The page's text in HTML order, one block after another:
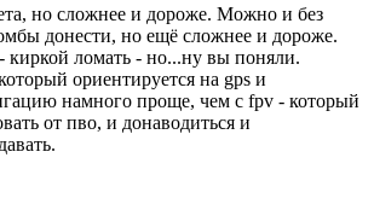
но сложнее и дороже. Можно и без
донести, но ещё сложнее и дороже.
ломать - но...ну вы поняли.
ориентируется на gps и
намного проще, чем с fpv - который
от пво, и донаводиться и